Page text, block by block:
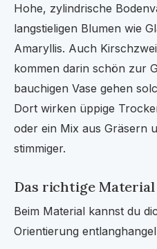
Hohe, zylindrische
langstieligen Blumen wie
Amaryllis. Auch
kommen darin schön zur
bauchigen Vase gehen
Dort wirken üppige
oder ein Mix aus Gräsern
stimmiger.
Das richtige
Beim Material kannst du
Orientierung